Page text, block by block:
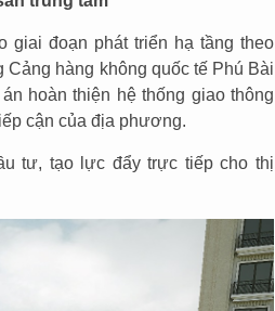
giai đoạn phát triển hạ tầng theo
hàng không quốc tế Phú Bài
hoàn thiện hệ thống giao thông
cận của địa phương.
tư, tạo lực đẩy trực tiếp cho thị